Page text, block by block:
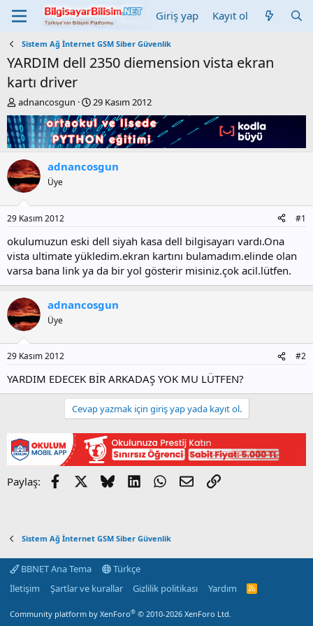
Giriş yap Kayıt ol
Sistem Ağ İnternet GSM Siber Güvenlik
YARDIM dell 2350 diemension vista ekran
kartı driver
K
o
n
b
u
y
u
b
a
ş
l
a
t
n
adnancosgun
B
a
ş
l
a
n
a
r
i
i
29 Kasım 2012
adnancosgun
Üye
29 Kasım 2012 #1
okulumuzun eski dell siyah kasa dell bilgisayarı vardı.Ona
vista ultimate yükledim.ekran kartını bulamadım.elinde olan
varsa bana link ya da bir yol gösterir misiniz.çok acil.lütfen.
adnancosgun
Üye
29 Kasım 2012 #2
YARDIM EDECEK BİR ARKADAŞ YOK MU LÜTFEN?
Cevap yazmak için giriş yap yada kayıt ol.
Paylaş: Facebook BlueskyLinkedInWhatsApp
E-postaLink
Sistem Ağ İnternet GSM Siber Güvenlik
BBNET Ana Tema
Türkçe
İletişim
Şartlar ve kurallar Gizlilik politikası Yardım
R
Community platform by XenForo® © 2010-2026 XenForo Ltd.